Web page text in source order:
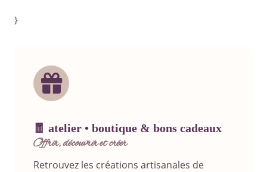
}
🧧 atelier • boutique & bons cadeaux
offrir, découvrir et créer
Retrouvez les créations artisanales de